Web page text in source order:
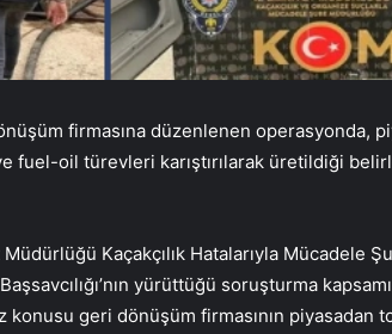
firmasına düzenlenen operasyonda,
fuel-oil türevleri karıştırılarak üretildiği
Kaçakçılık Hatalarıyla Mücadele
yürüttüğü soruşturma
geri dönüşüm firmasının piyasadan